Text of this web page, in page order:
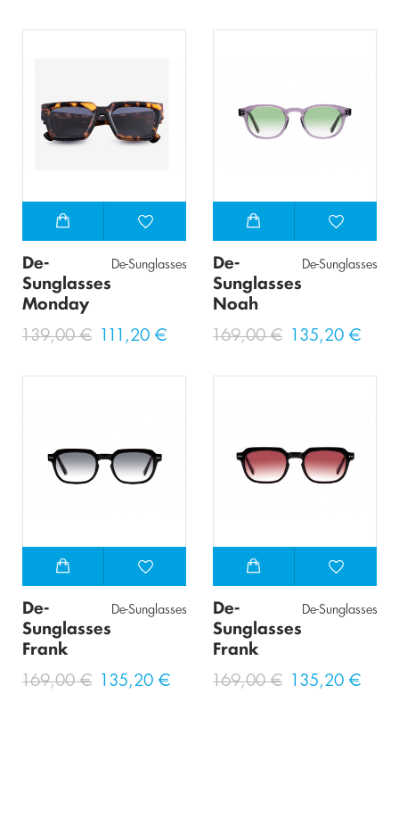
De-
Sunglasses
Monday
De-Sunglasses
139,00 € 111,20 €
De-
Sunglasses
Noah
De-Sunglasses
169,00 € 135,20 €
De-
Sunglasses
Frank
De-Sunglasses
169,00 € 135,20 €
De-
Sunglasses
Frank
De-Sunglasses
169,00 € 135,20 €